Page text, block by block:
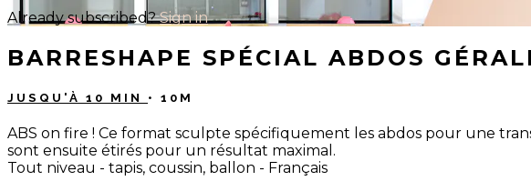
Already subscribed?Sign in
BARRESHAPE SPÉCIAL ABDOS
JUSQU'À 10 MIN • 10M
ABS on fire ! Ce format sculpte spécifiquement les abdos pour une
sont ensuite étirés pour un résultat maximal.
Tout niveau - tapis, coussin, ballon - Français